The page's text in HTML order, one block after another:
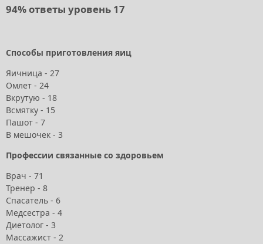
94% ответы уровень 17
Способы приготовления яиц
Яичница - 27
Омлет - 24
Вкрутую - 18
Всмятку - 15
Пашот - 7
В мешочек - 3
Профессии связанные со здоровьем
Врач - 71
Тренер - 8
Спасатель - 6
Медсестра - 4
Диетолог - 3
Массажист - 2